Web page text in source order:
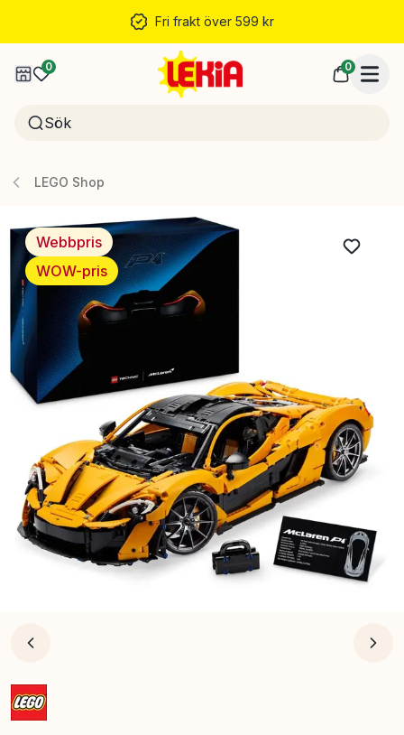
Fri frakt över 599 kr
0 0
LEGO Shop
Webbpris
WOW-pris